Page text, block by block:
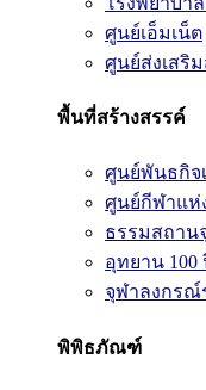
ศูนย์เอ็มเน็ต
ศูนย์ส่งเสริ
พื้นที่สร้างสรรค์
ศูนย์พันธกิจ
ศูนย์กีฬาแห่
ธรรมสถาน
อุทยาน 100
จุฬาลงกรณ์
พิพิธภัณฑ์